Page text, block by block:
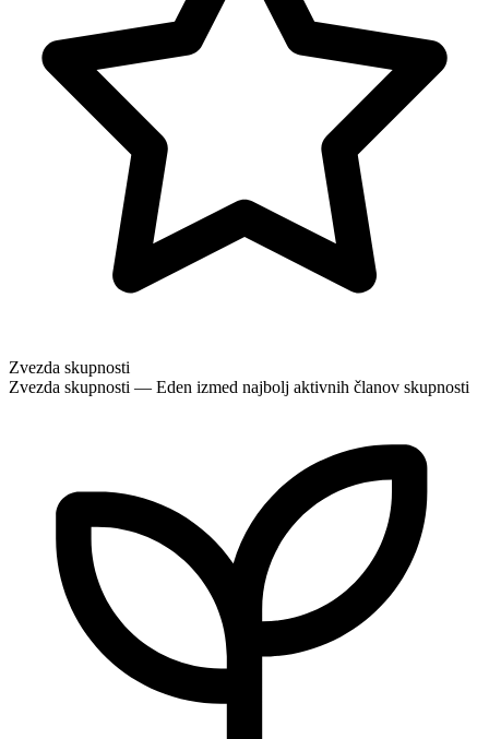
Zvezda skupnosti
Zvezda skupnosti — Eden izmed najbolj aktivnih članov skupnosti